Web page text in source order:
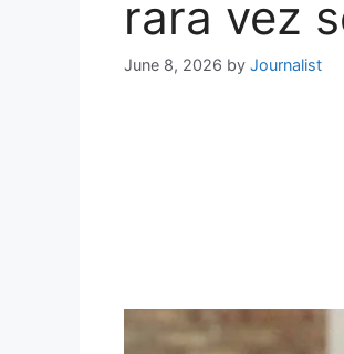
rara vez
June 8, 2026 by Journalist